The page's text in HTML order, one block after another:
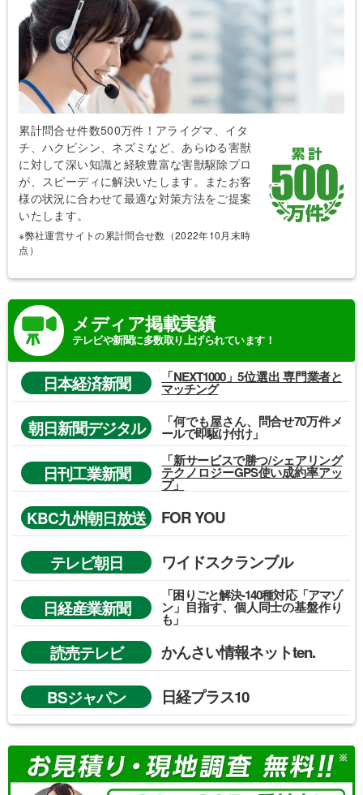
累計問合せ件数500万件！アライグマ、イタ
チ、ハクビシン、ネズミなど、あらゆる害獣
に対して深い知識と経験豊富な害獣駆除プロ
が、スピーディに解決いたします。またお客
様の状況に合わせて最適な対策方法をご提案
いたします。
※弊社運営サイトの累計問合せ数（2022年10月末時
点）
メディア掲載実績
テレビや新聞に多数取り上げられています！
日本経済新聞 「NEXT1000」5位選出 専門業者と
マッチング
朝日新聞デジタル 「何でも屋さん、問合せ70万件メ
ールで即駆け付け」
日刊工業新聞
「新サービスで勝つ/シェアリング
テクノロジーGPS使い成約率アッ
プ」
KBC九州朝日放送 FOR YOU
テレビ朝日 ワイドスクランブル
日経産業新聞
「困りごと解決-140種対応「アマゾ
ン」目指す、個人同士の基盤作り
も」
読売テレビ かんさい情報ネットten.
BSジャパン 日経プラス10